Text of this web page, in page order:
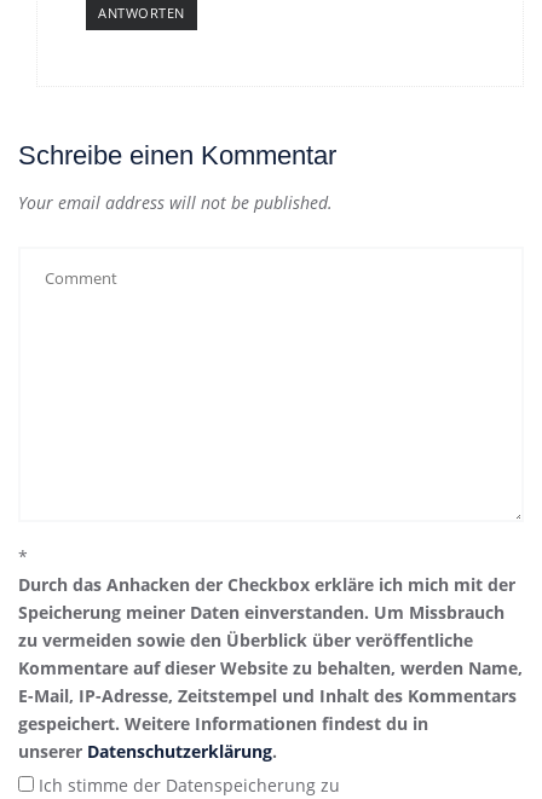
ANTWORTEN
Schreibe einen Kommentar
Your email address will not be published.
*
Durch das Anhacken der Checkbox erkläre ich mich mit der
Speicherung meiner Daten einverstanden. Um Missbrauch
zu vermeiden sowie den Überblick über veröffentliche
Kommentare auf dieser Website zu behalten, werden Name,
E-Mail, IP-Adresse, Zeitstempel und Inhalt des Kommentars
gespeichert. Weitere Informationen findest du in
unserer Datenschutzerklärung.
Ich stimme der Datenspeicherung zu